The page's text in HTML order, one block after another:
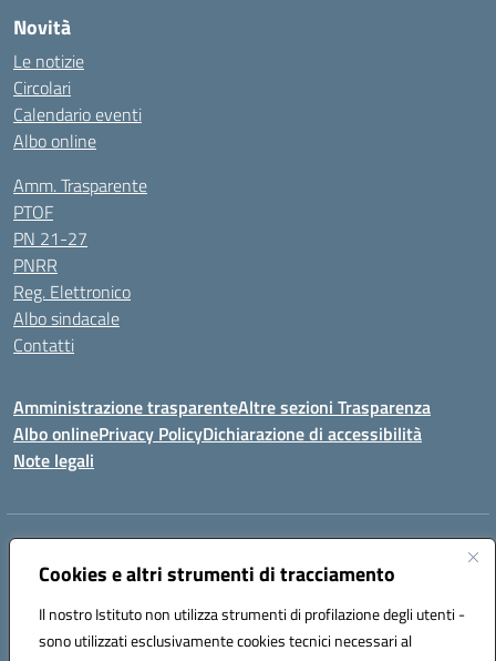
Cookies e altri strumenti di tracciamento
Il nostro Istituto non utilizza strumenti di profilazione degli utenti -
sono utilizzati esclusivamente cookies tecnici necessari al
Novità
Le notizie
Circolari
Calendario eventi
Albo online
Amm. Trasparente
PTOF
PN 21-27
PNRR
Reg. Elettronico
Albo sindacale
Contatti
Amministrazione trasparenteAltre sezioni Trasparenza
Albo onlinePrivacy PolicyDichiarazione di accessibilità
Note legali
Indirizzo:
Centralino:0923714186 Email:tpvc050004@istruzione.it
Codice fiscale: 91042910819